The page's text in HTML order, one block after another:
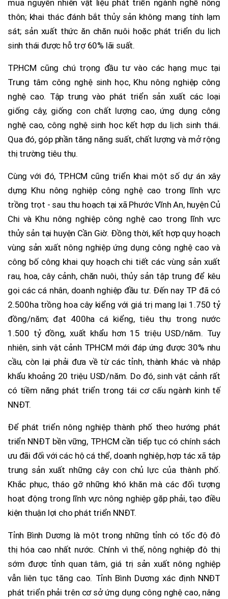
mua nguyên nhiên vật liệu phát triển ngành nghề nông
thôn; khai thác đánh bắt thủy sản không mang tính lạm
sát; sản xuất thức ăn chăn nuôi hoặc phát triển du lịch
sinh thái được hỗ trợ 60% lãi suất.
TP.HCM cũng chú trọng đầu tư vào các hạng mục tại
Trung tâm công nghệ sinh học, Khu nông nghiệp công
nghệ cao. Tập trung vào phát triển sản xuất các loại
giống cây, giống con chất lượng cao, ứng dụng công
nghệ cao, công nghệ sinh học kết hợp du lịch sinh thái.
Qua đó, góp phần tăng năng suất, chất lượng và mở rộng
thị trường tiêu thụ.
Cùng với đó, TP.HCM cũng triển khai một số dự án xây
dựng Khu nông nghiệp công nghệ cao trong lĩnh vực
trồng trọt - sau thu hoạch tại xã Phước Vĩnh An, huyện Củ
Chi và Khu nông nghiệp công nghệ cao trong lĩnh vực
thủy sản tại huyện Cần Giờ. Đồng thời, kết hợp quy hoạch
vùng sản xuất nông nghiệp ứng dụng công nghệ cao và
công bố công khai quy hoạch chi tiết các vùng sản xuất
rau, hoa, cây cảnh, chăn nuôi, thủy sản tập trung để kêu
gọi các cá nhân, doanh nghiệp đầu tư. Đến nay TP đã có
2.500ha trồng hoa cây kiểng với giá trị mang lại 1.750 tỷ
đồng/năm; đạt 400ha cá kiểng, tiêu thụ trong nước
1.500 tỷ đồng, xuất khẩu hơn 15 triệu USD/năm. Tuy
nhiên, sinh vật cảnh TPHCM mới đáp ứng được 30% nhu
cầu, còn lại phải đưa về từ các tỉnh, thành khác và nhập
khẩu khoảng 20 triệu USD/năm. Do đó, sinh vật cảnh rất
có tiềm năng phát triển trong tái cơ cấu ngành kinh tế
NNĐT.
Để phát triển nông nghiệp thành phố theo hướng phát
triển NNĐT bền vững, TP.HCM cần tiếp tục có chính sách
ưu đãi đối với các hộ cá thể, doanh nghiệp, hợp tác xã tập
trung sản xuất những cây con chủ lực của thành phố.
Khắc phục, tháo gỡ những khó khăn mà các đối tượng
hoạt động trong lĩnh vực nông nghiệp gặp phải, tạo điều
kiện thuận lợi cho phát triển NNĐT.
Tỉnh Bình Dương là một trong những tỉnh có tốc độ đô
thị hóa cao nhất nước. Chính vì thế, nông nghiệp đô thị
sớm được tỉnh quan tâm, giá trị sản xuất nông nghiệp
vẫn liên tục tăng cao. Tỉnh Bình Dương xác định NNĐT
phát triển phải trên cơ sở ứng dụng công nghệ cao, nâng